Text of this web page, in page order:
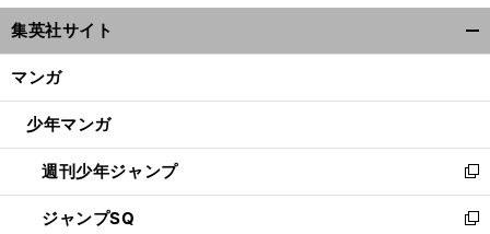
ウ
ィ
ン
ウ
開
く
集英社サイト
マンガ
少年マンガ
週刊少年ジャンプ
新
し
い
ジャンプSQ
新